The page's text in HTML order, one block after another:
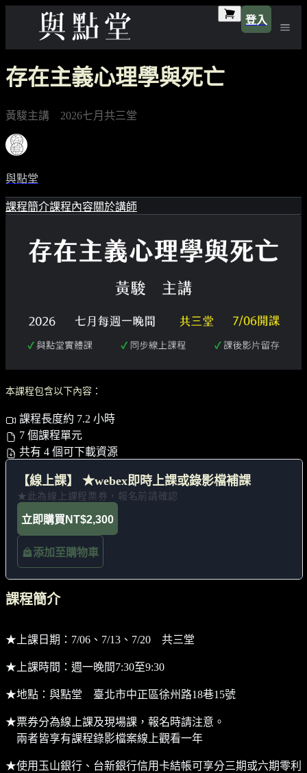
登入
存在主義心理學與死亡
黃駿主講 2026七月共三堂
與點堂
課程簡介課程內容關於講師
本課程包含以下內容：
課程長度約 7.2 小時
7 個課程單元
共有 4 個可下載資源
【線上課】 ★webex即時上課或錄影檔補課
★此為線上課程票券，報名前請確認
立即購買 NT$2,300
添加至購物車
課程簡介
★上課日期：7/06、7/13、7/20 共三堂
★上課時間：週一晚間7:30至9:30
★地點：與點堂 臺北市中正區徐州路18巷15號
★票券分為線上課及現場課，報名時請注意。
兩者皆享有課程錄影檔案線上觀看一年
★使用玉山銀行、台新銀行信用卡結帳可享分三期或六期零利